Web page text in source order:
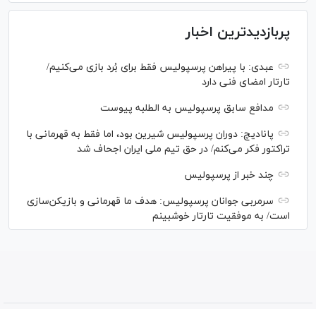
پربازدیدترین اخبار
عبدی: با پیراهن پرسپولیس فقط برای بُرد بازی می‌کنیم/
تارتار امضای فنی دارد
مدافع سابق پرسپولیس به الطلبه پیوست
پانادیچ: دوران پرسپولیس شیرین بود، اما فقط به قهرمانی با
تراکتور فکر می‌کنم/ در حق تیم ملی ایران اجحاف شد
چند خبر از پرسپولیس
سرمربی جوانان پرسپولیس: هدف ما قهرمانی و بازیکن‌سازی
است/ به موفقیت تارتار خوشبینم